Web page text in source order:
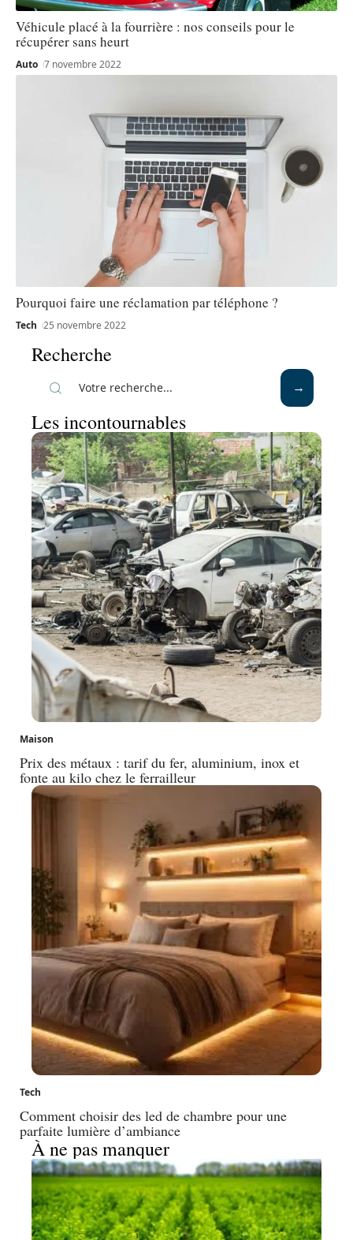
Véhicule placé à la fourrière : nos conseils pour le
récupérer sans heurt
Auto 7 novembre 2022
Pourquoi faire une réclamation par téléphone ?
Tech 25 novembre 2022
Recherche
Les incontournables
Maison
Prix des métaux : tarif du fer, aluminium, inox et
fonte au kilo chez le ferrailleur
Tech
Comment choisir des led de chambre pour une
parfaite lumière d’ambiance
À ne pas manquer